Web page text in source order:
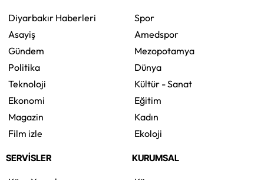
Diyarbakır Haberleri
Asayiş
Gündem
Politika
Teknoloji
Ekonomi
Magazin
Film izle
Spor
Amedspor
Mezopotamya
Dünya
Kültür - Sanat
Eğitim
Kadın
Ekoloji
SERVİSLER KURUMSAL